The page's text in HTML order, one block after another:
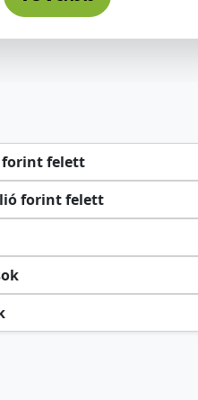
forint felett
forint felett